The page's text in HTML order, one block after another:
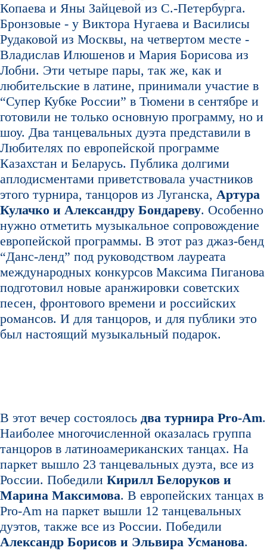
Копаева и Яны Зайцевой из С.-Петербурга.
Бронзовые - у Виктора Нугаева и Василисы
Рудаковой из Москвы, на четвертом месте -
Владислав Илюшенов и Мария Борисова из
Лобни. Эти четыре пары, так же, как и
любительские в латине, принимали участие в
“Супер Кубке России” в Тюмени в сентябре и
готовили не только основную программу, но и
шоу. Два танцевальных дуэта представили в
Любителях по европейской программе
Казахстан и Беларусь. Публика долгими
аплодисментами приветствовала участников
этого турнира, танцоров из Луганска, Артура
Кулачко и Александру Бондареву. Особенно
нужно отметить музыкальное сопровождение
европейской программы. В этот раз джаз-бенд
“Данс-ленд” под руководством лауреата
международных конкурсов Максима Пиганова
подготовил новые аранжировки советских
песен, фронтового времени и российских
романсов. И для танцоров, и для публики это
был настоящий музыкальный подарок.
В этот вечер состоялось два турнира Pro-Am.
Наиболее многочисленной оказалась группа
танцоров в латиноамериканских танцах. На
паркет вышло 23 танцевальных дуэта, все из
России. Победили Кирилл Белоруков и
Марина Максимова. В европейских танцах в
Pro-Am на паркет вышли 12 танцевальных
дуэтов, также все из России. Победили
Александр Борисов и Эльвира Усманова.